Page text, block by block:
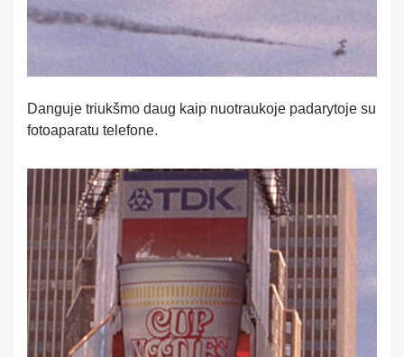
Danguje triukšmo daug kaip nuotraukoje padarytoje su
fotoaparatu telefone.